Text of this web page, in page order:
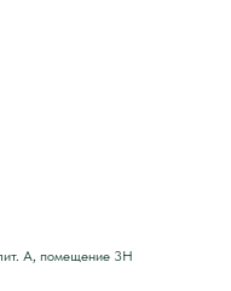
А, помещение 3Н